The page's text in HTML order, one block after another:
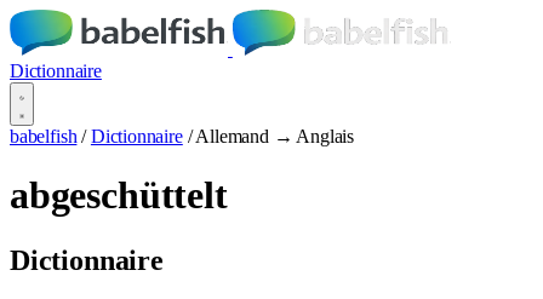
Dictionnaire
babelfish / Dictionnaire / Allemand → Anglais
abgeschüttelt
Dictionnaire